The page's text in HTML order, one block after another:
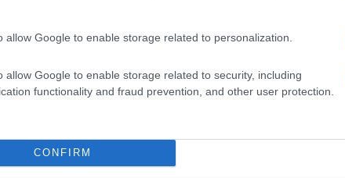
allow Google to enable storage related to personalization.
allow Google to enable storage related to security, including
functionality and fraud prevention, and other user protection.
CONFIRM
small. La versione mini è perfetta per le uscite
ideale per il daily wear. Puoi indossarla
casual, oppure con un abito lungo per una
è che si adatta a qualsiasi outfit,